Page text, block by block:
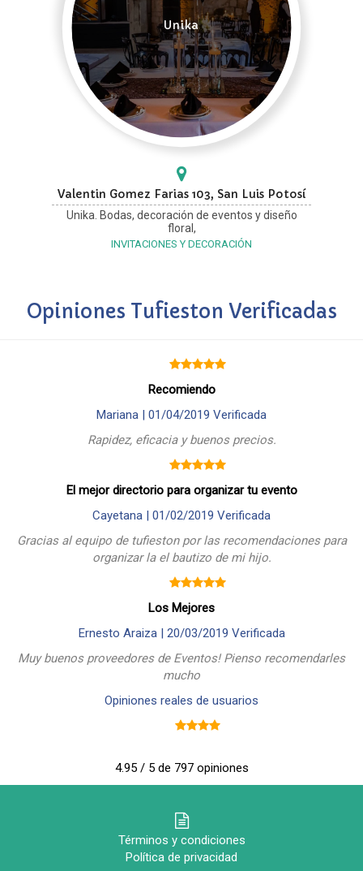
Unika
Valentin Gomez Farias 103, San Luis Potosí
Unika. Bodas, decoración de eventos y diseño
floral,
INVITACIONES Y DECORACIÓN
Opiniones Tufieston Verificadas
Recomiendo
Mariana | 01/04/2019 Verificada
Rapidez, eficacia y buenos precios.
El mejor directorio para organizar tu evento
Cayetana | 01/02/2019 Verificada
Gracias al equipo de tufieston por las recomendaciones para
organizar la el bautizo de mi hijo.
Los Mejores
Ernesto Araiza | 20/03/2019 Verificada
Muy buenos proveedores de Eventos! Pienso recomendarles
mucho
Opiniones reales de usuarios
4.95 / 5 de 797 opiniones
Términos y condiciones
Política de privacidad